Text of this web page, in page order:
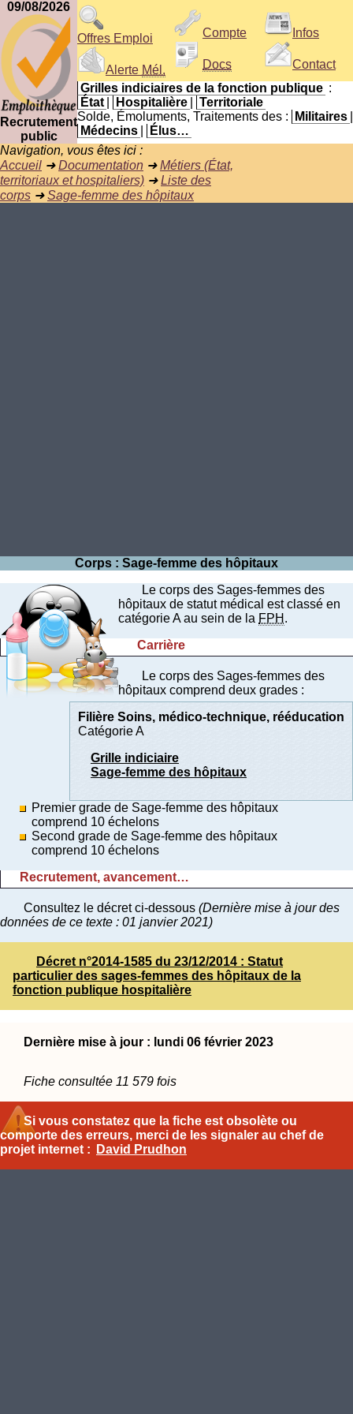
09/08/2026
Recrutement
public
Offres Emploi
Alerte Mél.
Compte
Docs
Infos
Contact
Grilles indiciaires de la fonction publique :
État
Hospitalière
Territoriale
Solde, Émoluments, Traitements des :
Militaires
Médecins
Élus…
Navigation, vous êtes ici :
Accueil ➜Documentation ➜Métiers (État,
territoriaux et hospitaliers) ➜Liste des
corps ➜Sage-femme des hôpitaux
Corps : Sage-femme des hôpitaux
Le corps des Sages-femmes des
hôpitaux de statut médical est classé en
catégorie A au sein de la FPH .
Carrière
Filière Soins, médico-technique, rééducation
Catégorie A
Grille indiciaire
Sage-femme des hôpitaux
Le corps des Sages-femmes des
hôpitaux comprend deux grades :
Premier grade de Sage-femme des hôpitaux
comprend 10 échelons
Second grade de Sage-femme des hôpitaux
comprend 10 échelons
Recrutement, avancement…
Consultez le décret ci-dessous (Dernière mise à jour des
données de ce texte : 01 janvier 2021)
Décret n°2014-1585 du 23/12/2014 : Statut
particulier des sages-femmes des hôpitaux de la
fonction publique hospitalière
Dernière mise à jour : lundi 06 février 2023
Fiche consultée 11 579 fois
Si vous constatez que la fiche est obsolète ou
comporte des erreurs, merci de les signaler au chef de
projet internet :
David Prudhon